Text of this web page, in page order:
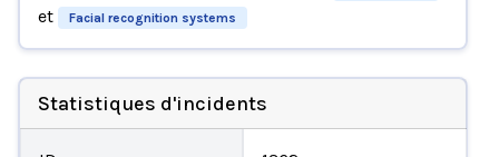
et Facial recognition systems
Statistiques d'incidents